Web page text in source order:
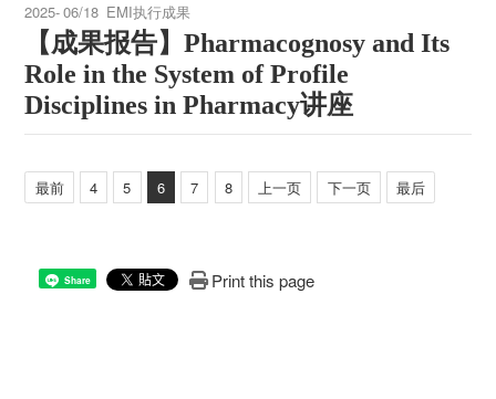
2025-06/18 EMI执行成果
【成果报告】Pharmacognosy and Its
Role in the System of Profile
Disciplines in Pharmacy讲座
最前 4 5 6 7 8 上一页 下一页 最后
Share Print this page